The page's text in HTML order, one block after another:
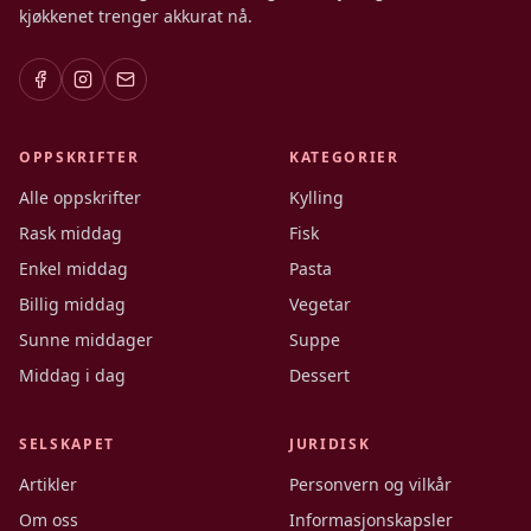
kjøkkenet trenger akkurat nå.
OPPSKRIFTER
Alle oppskrifter
Rask middag
Enkel middag
Billig middag
Sunne middager
Middag i dag
KATEGORIER
Kylling
Fisk
Pasta
Vegetar
Suppe
Dessert
SELSKAPET
Artikler
Om oss
JURIDISK
Personvern og vilkår
Informasjonskapsler